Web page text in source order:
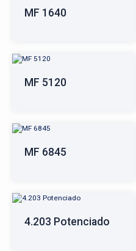
MF 1640
MF 5120
MF 6845
4.203 Potenciado